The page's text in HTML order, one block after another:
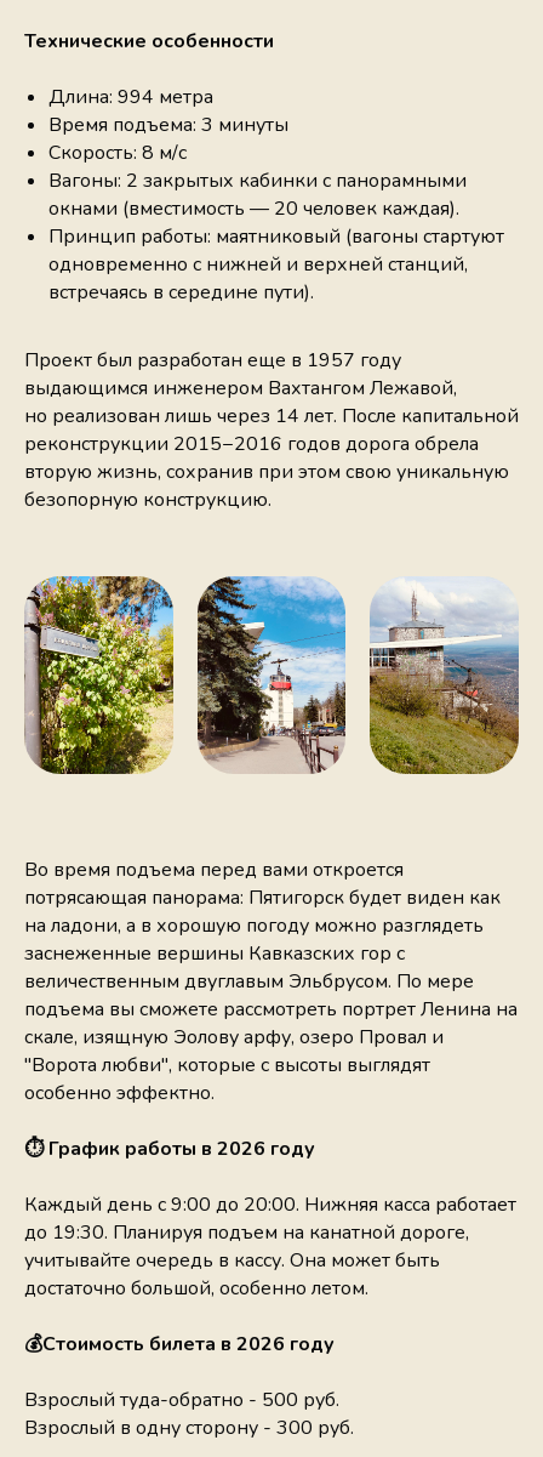
Технические особенности
Длина: 994 метра
Время подъема: 3 минуты
Скорость: 8 м/с
Вагоны: 2 закрытых кабинки с панорамными
окнами (вместимость — 20 человек каждая).
Принцип работы: маятниковый (вагоны стартуют
одновременно с нижней и верхней станций,
встречаясь в середине пути).
Проект был разработан еще в 1957 году
выдающимся инженером Вахтангом Лежавой,
но реализован лишь через 14 лет. После капитальной
реконструкции 2015−2016 годов дорога обрела
вторую жизнь, сохранив при этом свою уникальную
безопорную конструкцию.
Во время подъема перед вами откроется
потрясающая панорама: Пятигорск будет виден как
на ладони, а в хорошую погоду можно разглядеть
заснеженные вершины Кавказских гор с
величественным двуглавым Эльбрусом. По мере
подъема вы сможете рассмотреть портрет Ленина на
скале, изящную Эолову арфу, озеро Провал и
"Ворота любви", которые с высоты выглядят
особенно эффектно.
⏱ График работы в 2026 году
Каждый день с 9:00 до 20:00. Нижняя касса работает
до 19:30. Планируя подъем на канатной дороге,
учитывайте очередь в кассу. Она может быть
достаточно большой, особенно летом.
💰Стоимость билета в 2026 году
Взрослый туда-обратно - 500 руб.
Взрослый в одну сторону - 300 руб.